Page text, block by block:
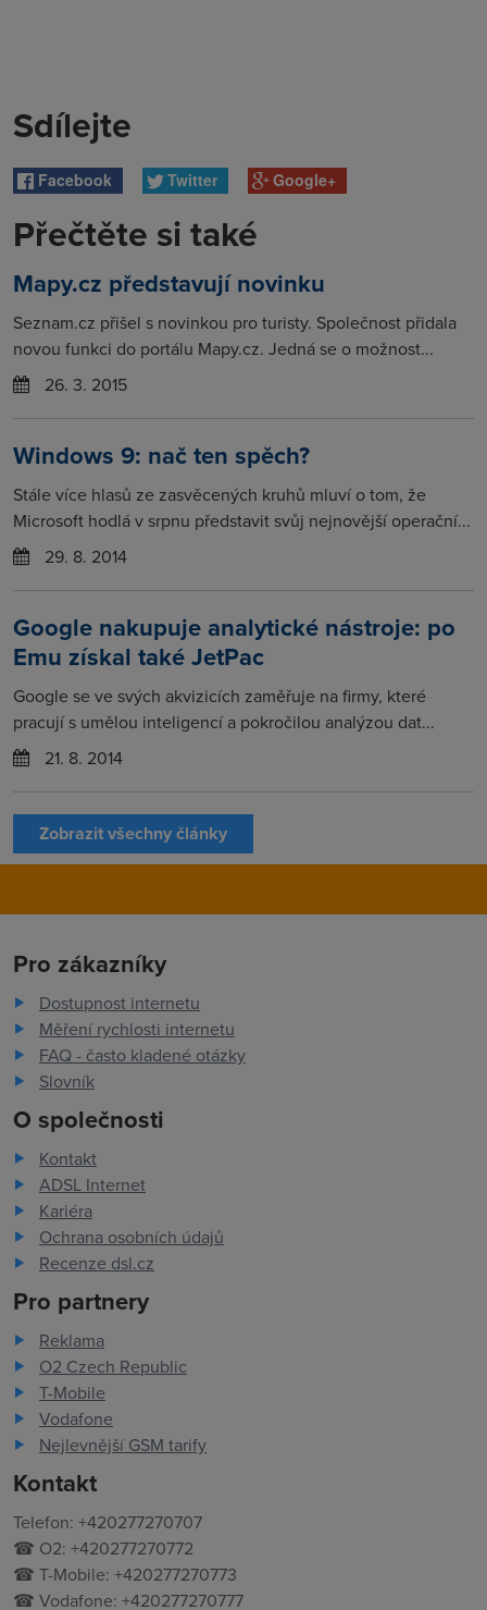
Sdílejte
Facebook Twitter Google+
Přečtěte si také
Mapy.cz představují novinku
Seznam.cz přišel s novinkou pro turisty. Společnost přidala
novou funkci do portálu Mapy.cz. Jedná se o možnost...
26. 3. 2015
Windows 9: nač ten spěch?
Stále více hlasů ze zasvěcených kruhů mluví o tom, že
Microsoft hodlá v srpnu představit svůj nejnovější operační...
29. 8. 2014
Google nakupuje analytické nástroje: po
Emu získal také JetPac
Google se ve svých akvizicích zaměřuje na firmy, které
pracují s umělou inteligencí a pokročilou analýzou dat...
21. 8. 2014
Zobrazit všechny články
Pro zákazníky
Dostupnost internetu
Měření rychlosti internetu
FAQ - často kladené otázky
Slovník
O společnosti
Kontakt
ADSL Internet
Kariéra
Ochrana osobních údajů
Recenze dsl.cz
Pro partnery
Reklama
O2 Czech Republic
T-Mobile
Vodafone
Nejlevnější GSM tarify
Kontakt
Telefon: +420277270707
☎ O2: +420277270772
☎ T-Mobile: +420277270773
☎ Vodafone: +420277270777